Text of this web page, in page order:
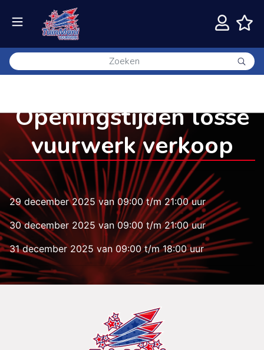
Openingstijden losse
vuurwerk verkoop
29 december 2025 van 09:00 t/m 21:00 uur
30 december 2025 van 09:00 t/m 21:00 uur
31 december 2025 van 09:00 t/m 18:00 uur